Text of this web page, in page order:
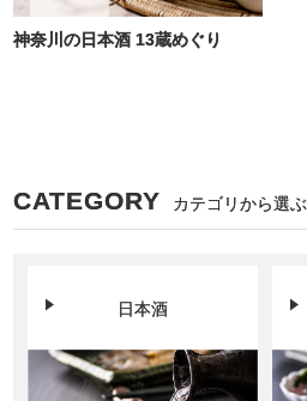
神奈川の日本酒 13蔵めぐり
CATEGORY カテゴリから選ぶ
日本酒